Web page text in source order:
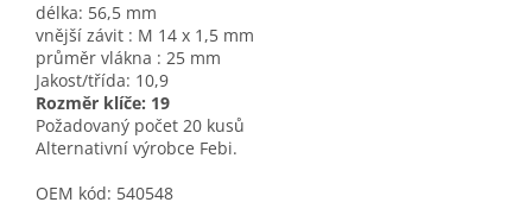
délka: 56,5 mm
vnější závit : M 14 x 1,5 mm
průměr vlákna : 25 mm
Jakost/třída: 10,9
Rozměr klíče: 19
Požadovaný počet 20 kusů
Alternativní výrobce Febi.
OEM kód: 540548